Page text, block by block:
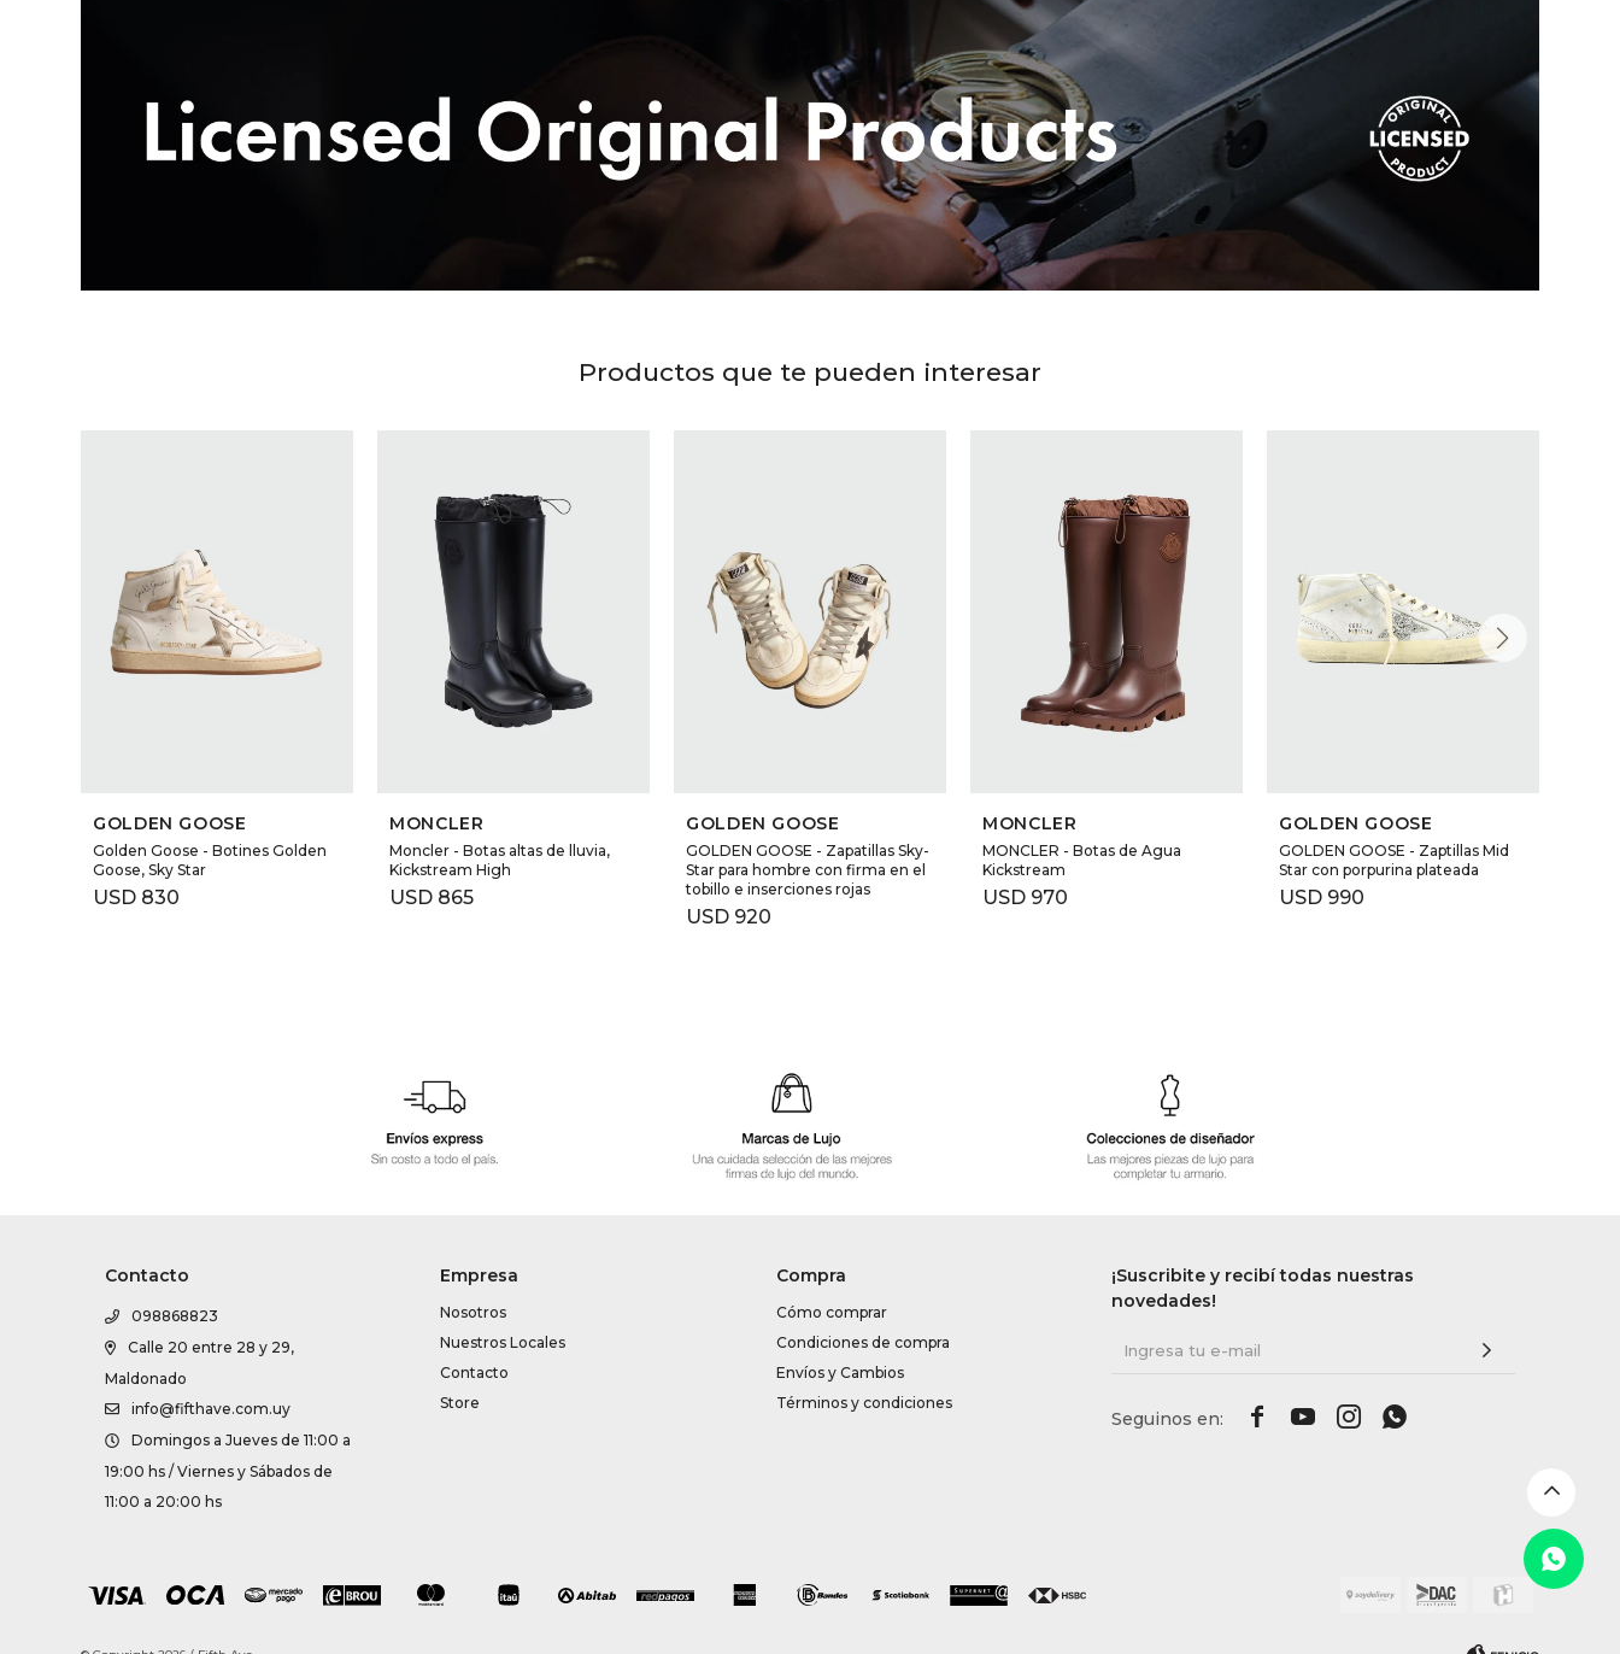
Productos que te pueden interesar
GOLDEN GOOSE
Golden Goose - Botines Golden
Goose, Sky Star
USD 830
MONCLER
Moncler - Botas altas de lluvia,
Kickstream High
USD 865
GOLDEN GOOSE
GOLDEN GOOSE - Zapatillas Sky-
Star para hombre con firma en el
tobillo e inserciones rojas
USD 920
MONCLER
MONCLER - Botas de Agua
Kickstream
USD 970
GOLDEN GOOSE
GOLDEN GOOSE - Zaptillas Mid
Star con porpurina plateada
USD 990
Contacto
098868823
Calle 20 entre 28 y 29,
Maldonado
info@fifthave.com.uy
Domingos a Jueves de 11:00 a
19:00 hs / Viernes y Sábados de
11:00 a 20:00 hs
Empresa
Nosotros
Nuestros Locales
Contacto
Store
Compra
Cómo comprar
Condiciones de compra
Envíos y Cambios
Términos y condiciones
¡Suscribite y recibí todas nuestras
novedades!
   